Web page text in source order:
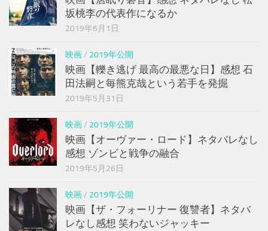
坂桃李の代表作になるか
2019年6月1日
映画/ 2019年公開
映画【轢き逃げ 最高の最悪な日】感想 石
田法嗣と毎熊克哉という若手を発掘
2019年5月31日
映画/ 2019年公開
映画【オーヴァー・ロード】ネタバレなし
感想 ゾンビと戦争の融合
2019年5月26日
映画/ 2019年公開
映画【ザ・フォーリナー 復讐者】ネタバ
レなし感想 笑わないジャッキー